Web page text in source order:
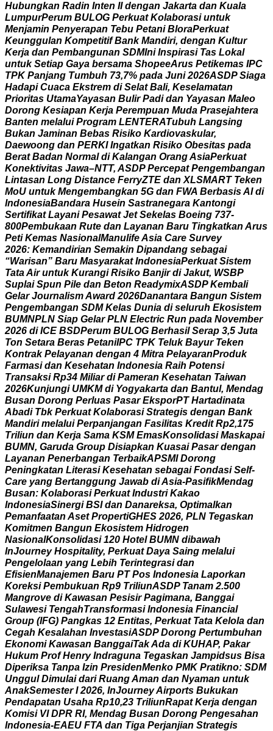
Hubungkan Radin Inten II dengan Jakarta dan Kuala
LumpurPerum BULOG Perkuat Kolaborasi untuk
Menjamin Penyerapan Tebu Petani BloraPerkuat
Keunggulan Kompetitif Bank Mandiri, dengan Kultur
Kerja dan Pembangunan SDMIni Inspirasi Tas Lokal
untuk Setiap Gaya bersama ShopeeArus Petikemas IPC
TPK Panjang Tumbuh 73,7% pada Juni 2026ASDP Siaga
Hadapi Cuaca Ekstrem di Selat Bali, Keselamatan
Prioritas UtamaYayasan Bulir Padi dan Yayasan Maleo
Dorong Kesiapan Kerja Perempuan Muda Prasejahtera
Banten melalui Program LENTERATubuh Langsing
Bukan Jaminan Bebas Risiko Kardiovaskular,
Daewoong dan PERKI Ingatkan Risiko Obesitas pada
Berat Badan Normal di Kalangan OrangAsiaPerkuat
Konektivitas Jawa–NTT, ASDP Percepat Pengembangan
Lintasan Long Distance FerryZTE dan XLSMART Teken
MoU untuk Mengembangkan 5G dan FWA BerbasisAI di
IndonesiaBandara Husein Sastranegara Kantongi
Sertifikat Layani Pesawat Jet Sekelas Boeing 737-
800Pembukaan Rute dan Layanan Baru Tingkatkan Arus
Peti Kemas NasionalManulifeAsia Care Survey
2026: Kemandirian Semakin Dipandang sebagai
“Warisan” Baru Masyarakat IndonesiaPerkuat Sistem
TataAir untuk Kurangi Risiko Banjir di Jakut, WSBP
Suplai Spun Pile dan Beton ReadymixASDP Kembali
Gelar JournalismAward 2026Danantara Bangun Sistem
Pengembangan SDM Kelas Dunia di seluruh Ekosistem
BUMNPLN Siap Gelar PLN Electric Run pada November
2026 di ICE BSDPerum BULOG Berhasil Serap 3,5 Juta
Ton Setara Beras PetaniIPC TPK Teluk Bayur Teken
Kontrak Pelayanan dengan 4 Mitra PelayaranProduk
Farmasi dan Kesehatan Indonesia Raih Potensi
Transaksi Rp34 Miliar di Pameran Kesehatan Taiwan
2026Kunjungi UMKM di Yogyakarta dan Bantul, Mendag
Busan Dorong Perluas Pasar EksporPT Hartadinata
Abadi Tbk Perkuat Kolaborasi Strategis dengan Bank
Mandiri melalui Perpanjangan Fasilitas Kredit Rp2,175
Triliun dan Kerja Sama KSM EmasKonsolidasi Maskapai
BUMN, Garuda Group Disiapkan Kuasai Pasar dengan
Layanan Penerbangan TerbaikAPSMI Dorong
Peningkatan Literasi Kesehatan sebagai Fondasi Self-
Care yang Bertanggung Jawab diAsia-PasifikMendag
Busan: Kolaborasi Perkuat Industri Kakao
IndonesiaSinergi BSI dan Danareksa, Optimalkan
Pemanfaatan Aset PropertiGHES 2026, PLN Tegaskan
Komitmen Bangun Ekosistem Hidrogen
NasionalKonsolidasi 120 Hotel BUMN dibawah
InJourney Hospitality, Perkuat Daya Saing melalui
Pengelolaan yang Lebih Terintegrasi dan
EfisienManajemen Baru PT Pos Indonesia Laporkan
Koreksi Pembukuan Rp9 TriliunASDP Tanam 2.500
Mangrove di Kawasan Pesisir Pagimana, Banggai
Sulawesi TengahTransformasi Indonesia Financial
Group (IFG) Pangkas 12 Entitas, Perkuat Tata Kelola dan
Cegah Kesalahan InvestasiASDP Dorong Pertumbuhan
Ekonomi Kawasan BanggaiTakAda di KUHAP, Pakar
Hukum Prof Henry Indraguna Tegaskan Jampidsus Bisa
Diperiksa Tanpa Izin PresidenMenko PMK Pratikno: SDM
Unggul Dimulai dari RuangAman dan Nyaman untuk
AnakSemester I 2026, InJourneyAirports Bukukan
Pendapatan Usaha Rp10,23 TriliunRapat Kerja dengan
Komisi VI DPR RI, Mendag Busan Dorong Pengesahan
Indonesia-EAEU FTA dan Tiga Perjanjian Strategis